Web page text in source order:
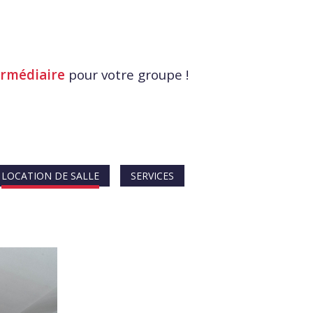
pour votre groupe !
LOCATION DE SALLE SERVICES